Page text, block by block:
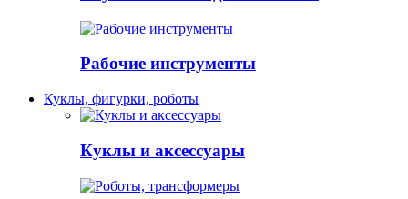
Рабочие инструменты
Куклы, фигурки, роботы
Куклы и аксессуары